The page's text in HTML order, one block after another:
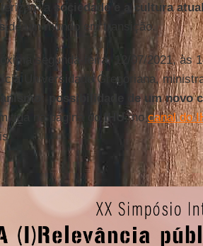
a
sociedade e a cultura
de um mundo em transição.
segunda-feira, 12/07/2021, às
Universidade Gregoriana,
possibilidade de um novo
na página doIHU , nocanal do